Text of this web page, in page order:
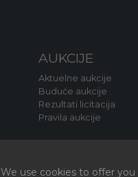
AUKCIJE
Aktuelne aukcije
Buduće aukcije
Rezultati licitacija
Pravila aukcije
We use cookies to offer